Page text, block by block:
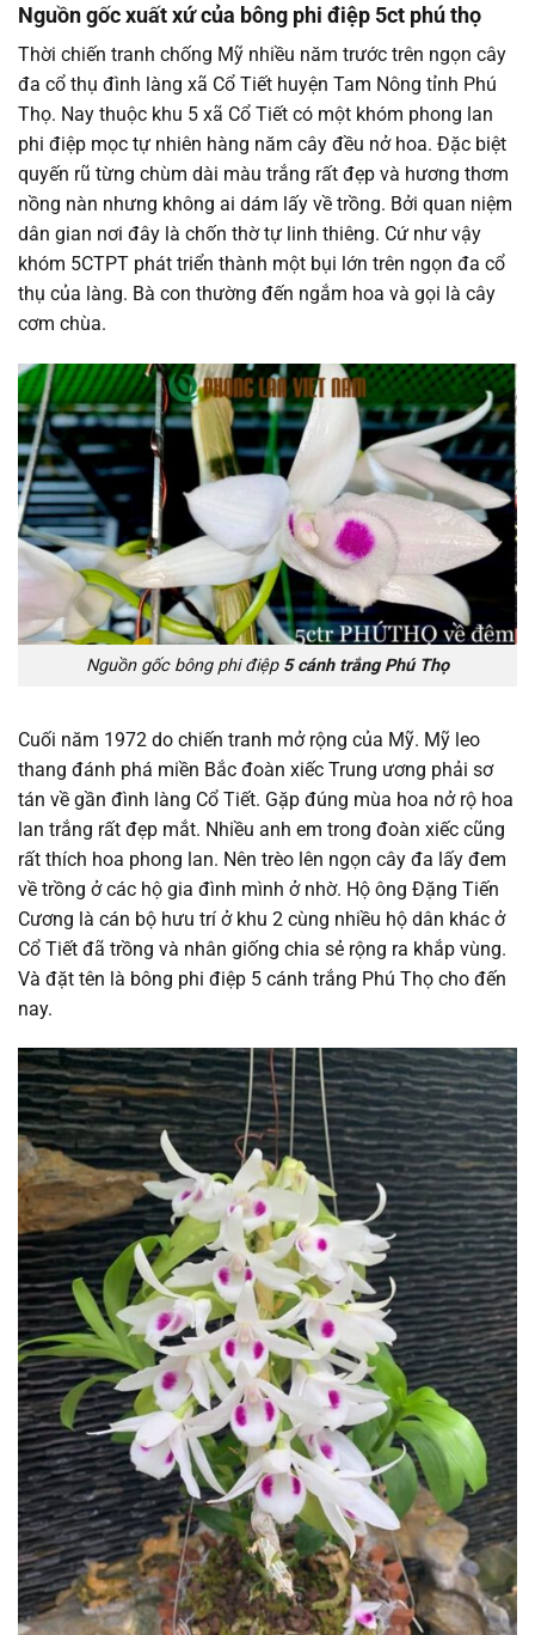
Nguồn gốc xuất xứ của bông phi điệp 5ct phú thọ
Thời chiến tranh chống Mỹ nhiều năm trước trên ngọn cây
đa cổ thụ đình làng xã Cổ Tiết huyện Tam Nông tỉnh Phú
Thọ. Nay thuộc khu 5 xã Cổ Tiết có một khóm phong lan
phi điệp mọc tự nhiên hàng năm cây đều nở hoa. Đặc biệt
quyến rũ từng chùm dài màu trắng rất đẹp và hương thơm
nồng nàn nhưng không ai dám lấy về trồng. Bởi quan niệm
dân gian nơi đây là chốn thờ tự linh thiêng. Cứ như vậy
khóm 5CTPT phát triển thành một bụi lớn trên ngọn đa cổ
thụ của làng. Bà con thường đến ngắm hoa và gọi là cây
cơm chùa.
Nguồn gốc bông phi điệp 5 cánh trắng Phú Thọ
Cuối năm 1972 do chiến tranh mở rộng của Mỹ. Mỹ leo
thang đánh phá miền Bắc đoàn xiếc Trung ương phải sơ
tán về gần đình làng Cổ Tiết. Gặp đúng mùa hoa nở rộ hoa
lan trắng rất đẹp mắt. Nhiều anh em trong đoàn xiếc cũng
rất thích hoa phong lan. Nên trèo lên ngọn cây đa lấy đem
về trồng ở các hộ gia đình mình ở nhờ. Hộ ông Đặng Tiến
Cương là cán bộ hưu trí ở khu 2 cùng nhiều hộ dân khác ở
Cổ Tiết đã trồng và nhân giống chia sẻ rộng ra khắp vùng.
Và đặt tên là bông phi điệp 5 cánh trắng Phú Thọ cho đến
nay.